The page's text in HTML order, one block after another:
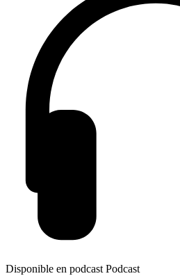
Disponible en podcast Podcast